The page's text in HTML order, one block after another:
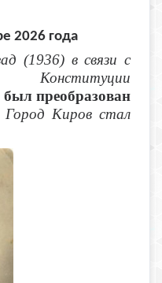
2026 года
(1936) в связи с
преобразован
Город Киров стал